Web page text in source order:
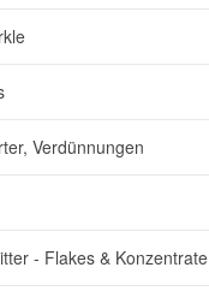
Verdünnungen
- Flakes & Konzentrate